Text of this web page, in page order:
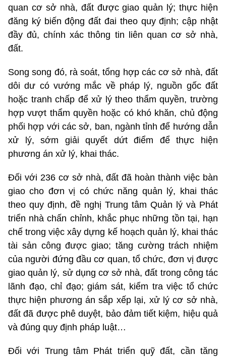
quan cơ sở nhà, đất được giao quản lý; thực hiện
đăng ký biến động đất đai theo quy định; cập nhật
đầy đủ, chính xác thông tin liên quan cơ sở nhà,
đất.
Song song đó, rà soát, tổng hợp các cơ sở nhà, đất
dôi dư có vướng mắc về pháp lý, nguồn gốc đất
hoặc tranh chấp để xử lý theo thẩm quyền, trường
hợp vượt thẩm quyền hoặc có khó khăn, chủ động
phối hợp với các sở, ban, ngành tỉnh để hướng dẫn
xử lý, sớm giải quyết dứt điểm để thực hiện
phương án xử lý, khai thác.
Đối với 236 cơ sở nhà, đất đã hoàn thành việc bàn
giao cho đơn vị có chức năng quản lý, khai thác
theo quy định, đề nghị Trung tâm Quản lý và Phát
triển nhà chấn chỉnh, khắc phục những tồn tại, hạn
chế trong việc xây dựng kế hoạch quản lý, khai thác
tài sản công được giao; tăng cường trách nhiệm
của người đứng đầu cơ quan, tổ chức, đơn vị được
giao quản lý, sử dụng cơ sở nhà, đất trong công tác
lãnh đạo, chỉ đạo; giám sát, kiểm tra việc tổ chức
thực hiện phương án sắp xếp lại, xử lý cơ sở nhà,
đất đã được phê duyệt, bảo đảm tiết kiệm, hiệu quả
và đúng quy định pháp luật…
Đối với Trung tâm Phát triển quỹ đất, cần tăng